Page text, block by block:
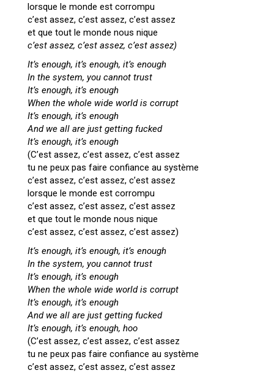
lorsque le monde est corrompu
c’est assez, c’est assez, c’est assez
et que tout le monde nous nique
c’est assez, c’est assez, c’est assez)
It’s enough, it’s enough, it’s enough
In the system, you cannot trust
It’s enough, it’s enough
When the whole wide world is corrupt
It’s enough, it’s enough
And we all are just getting fucked
It’s enough, it’s enough
(C’est assez, c’est assez, c’est assez
tu ne peux pas faire confiance au système
c’est assez, c’est assez, c’est assez
lorsque le monde est corrompu
c’est assez, c’est assez, c’est assez
et que tout le monde nous nique
c’est assez, c’est assez, c’est assez)
It’s enough, it’s enough, it’s enough
In the system, you cannot trust
It’s enough, it’s enough
When the whole wide world is corrupt
It’s enough, it’s enough
And we all are just getting fucked
It’s enough, it’s enough, hoo
(C’est assez, c’est assez, c’est assez
tu ne peux pas faire confiance au système
c’est assez, c’est assez, c’est assez